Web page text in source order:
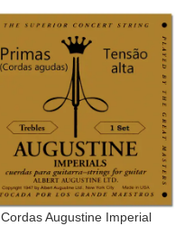
Cordas Augustine Imperial